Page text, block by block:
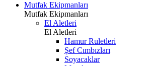
Mutfak Ekipmanları
Mutfak Ekipmanları
El Aletleri
El Aletleri
Hamur Ruletleri
Şef Cımbızları
Soyacaklar